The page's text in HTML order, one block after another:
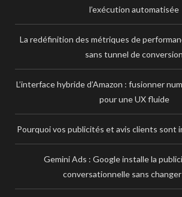
l’exécution automatisée
La redéfinition des métriques de
sans tunnel de conversion
L’interface hybride d’Amazon : fusionner
pour une UX fluide
Pourquoi vos publicités et avis clients sont
Gemini Ads : Google installe la
conversationnelle sans changer